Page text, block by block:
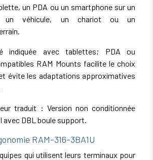
un PDA ou un smartphone sur un
un véhicule, un chariot ou un
indiquée avec tablettes; PDA ou
RAM Mounts facilite le choix
évite les adaptations approximatives
traduit : Version non conditionnée
avec DBL boule support.
RAM-316-3BA1U
qui utilisent leurs terminaux pour